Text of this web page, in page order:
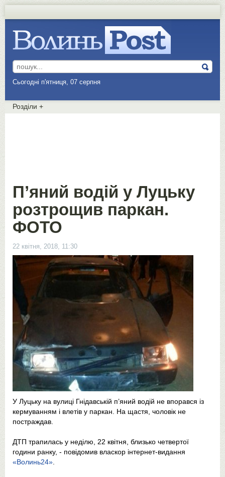
Сьогодні п'ятниця, 07 серпня
Розділи +
П’яний водій у Луцьку
розтрощив паркан.
ФОТО
22 квітня, 2018, 11:30
У Луцьку на вулиці Гнідавській п’яний водій не впорався із
кермуванням і влетів у паркан. На щастя, чоловік не
постраждав.
ДТП трапилась у неділю, 22 квітня, близько четвертої
години ранку, - повідомив власкор інтернет-видання
«Волинь24»